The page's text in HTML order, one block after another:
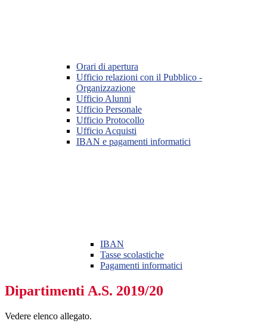
Orari di apertura
Ufficio relazioni con il Pubblico -
Organizzazione
Ufficio Alunni
Ufficio Personale
Ufficio Protocollo
Ufficio Acquisti
IBAN e pagamenti informatici
IBAN
Tasse scolastiche
Pagamenti informatici
Dipartimenti A.S. 2019/20
Vedere elenco allegato.